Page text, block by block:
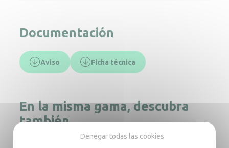
Documentación
Aviso Ficha técnica
En la misma gama, descubra
también
Denegar todas las cookies